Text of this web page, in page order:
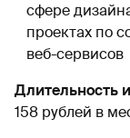
сфере
проектах по
веб-сервисов
Длительность
158 рублей в